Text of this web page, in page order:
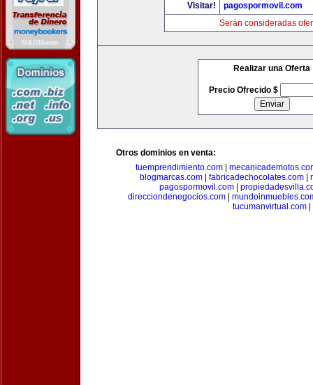
Visitar!
pagospormovil.com
Serán consideradas
Realizar una Oferta
Precio Ofrecido $
Otros dominios en venta:
tuemprendimiento.com
blogmarcas.com
fabricadechocolates.com
pagospormovil.com
direcciondenegocios.com
tucumanvirtual.com